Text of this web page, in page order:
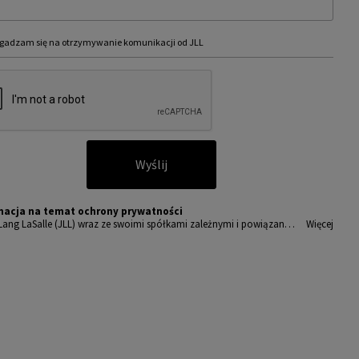
się na otrzymywanie komunikacji od JLL
Wyślij
na temat ochrony prywatności
LaSalle (JLL) wraz ze swoimi spółkami zależnymi i powiązany
Więcej